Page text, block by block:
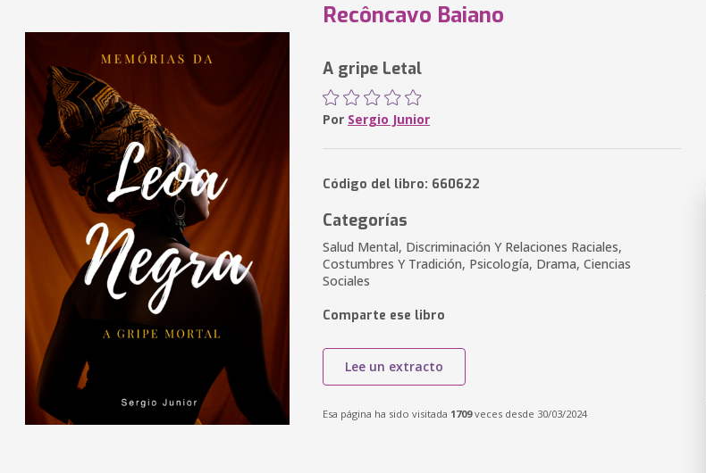
Recôncavo Baiano
A gripe Letal
Por Sergio Junior
Código del libro: 660622
Categorías
Salud Mental, Discriminación Y Relaciones Raciales,
Costumbres Y Tradición, Psicología, Drama, Ciencias
Sociales
Comparte ese libro
Lee un extracto
Esa página ha sido visitada 1709veces desde 30/03/2024